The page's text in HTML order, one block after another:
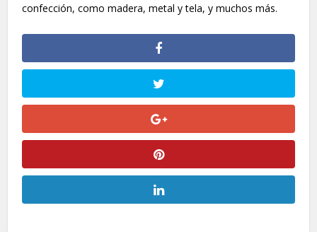
confección, como madera, metal y tela, y muchos más.